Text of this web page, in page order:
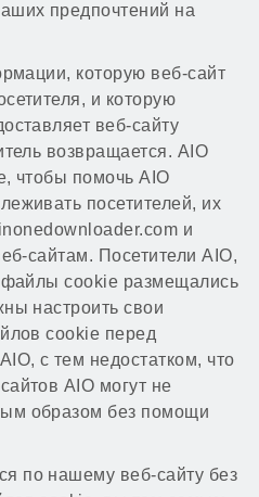
предпочтений на
которую веб-сайт
и которую
веб-сайту
возвращается. AIO
чтобы помочь AIO
посетителей, их
и
сайтам. Посетители AIO,
файлы cookie размещались
настроить свои
cookie перед
с тем недостатком, что
AIO могут не
образом без помощи
по нашему веб-сайту без